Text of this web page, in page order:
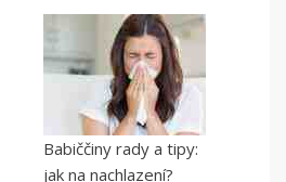
Babiččiny rady a tipy:
jak na nachlazení?